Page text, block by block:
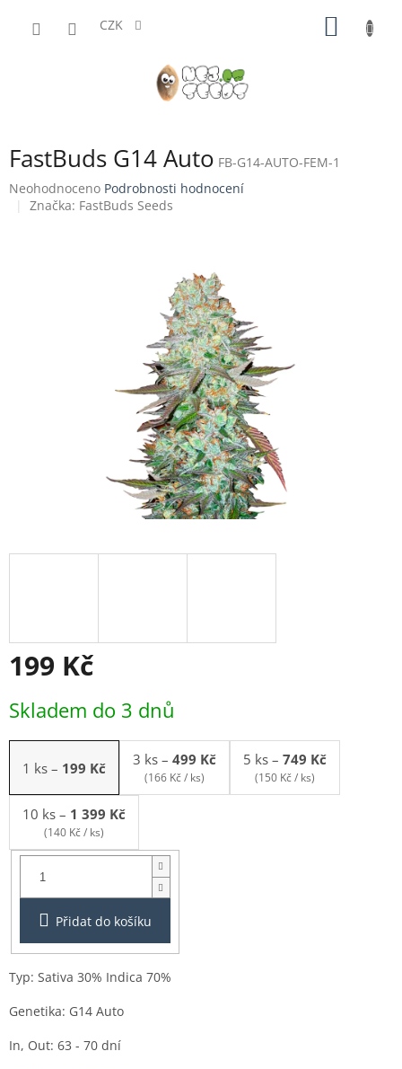
CZK
FastBuds G14 Auto FB-G14-AUTO-FEM-1
Průměrné
hodnocení
Neohodnoceno Podrobnosti hodnocení
Značka: FastBuds Seeds
199 Kč
cena:
Skladem do 3 dnů
1 ks – 199 Kč 3 ks – 499 Kč
(166 Kč / ks)
5 ks – 749 Kč
(150 Kč / ks)
10 ks – 1 399 Kč
(140 Kč / ks)
Balení:
Přidat do košíku
Typ: Sativa 30% Indica 70%
Genetika: G14 Auto
In, Out: 63 - 70 dní